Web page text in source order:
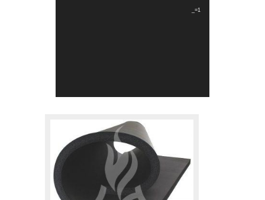
_=1